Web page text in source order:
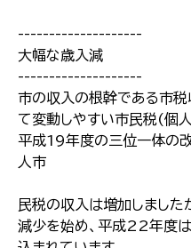
--------------------
大幅な歳入減
--------------------
市の収入の根幹である市税
て変動しやすい市民税(個
平成19年度の三位一体の
人市
民税の収入は増加しました
減少を始め、平成22年度